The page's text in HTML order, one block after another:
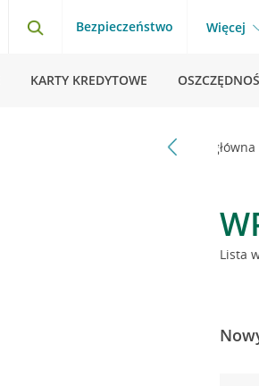
Bezpieczeństwo Więcej
KARTY KREDYTOWE
Strona główna
Lista